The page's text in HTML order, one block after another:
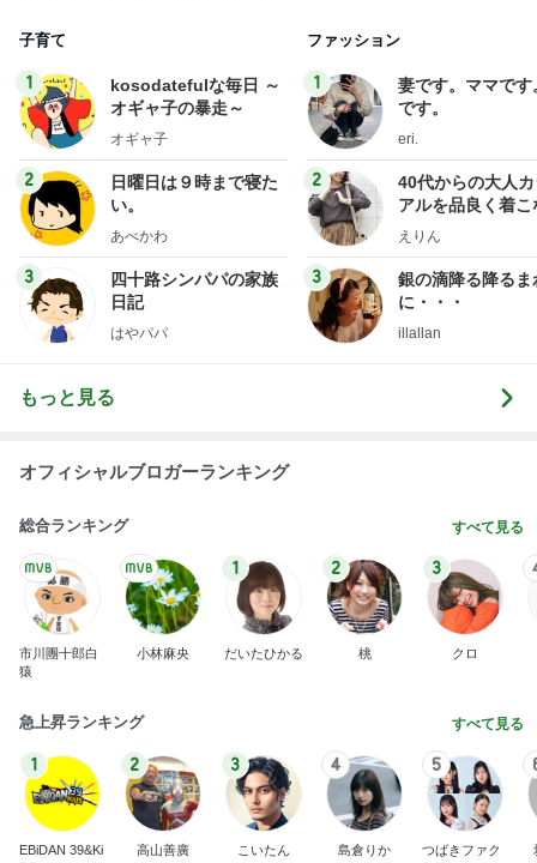
子育て
1
kosodatefulな毎日 ～
オギャ子の暴走～
オギャ子
2
日曜日は９時まで寝た
い。
あべかわ
3
四十路シンパパの家族
日記
はやパパ
ファッション
1
妻です。ママです
です。
eri.
2
40代からの大人
アルを品良く着こ
ファッションブロ
えりん
3
銀の滴降る降るま
に・・・
illallan
もっと見る
オフィシャルブロガーランキング
総合ランキング すべて見る
市川團十郎白
猿
小林麻央
1
だいたひかる
2
桃
3
クロ
急上昇ランキング すべて見る
1
EBiDAN 39&Ki
2
高山善廣
3
こいたん
4
島倉りか
5
つばきファク